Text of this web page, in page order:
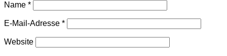
Name *
E-Mail-Adresse *
Website